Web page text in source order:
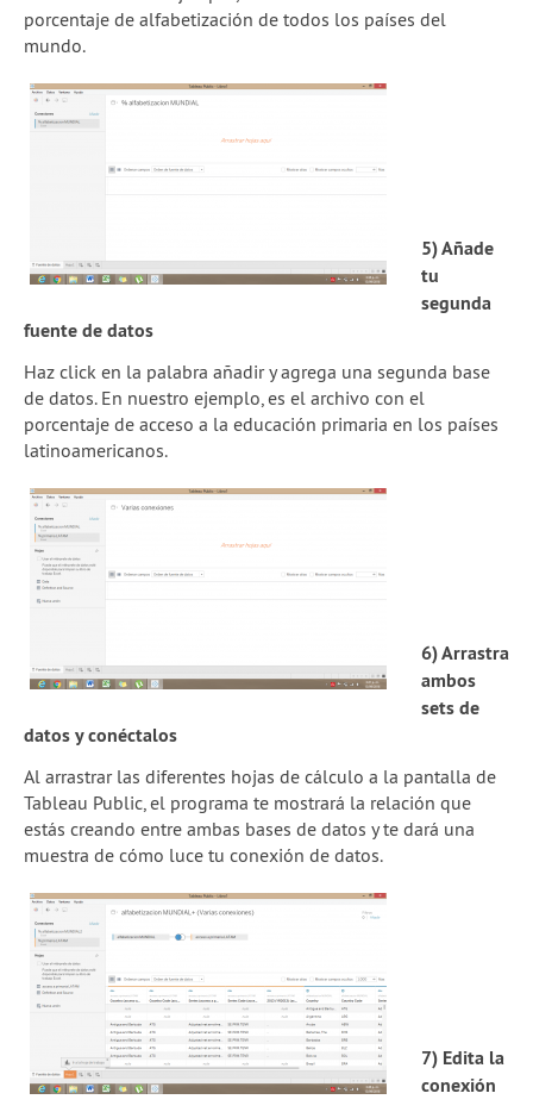
porcentaje de alfabetización de todos los países del
mundo.
5) Añade
tu
segunda
fuente de datos
Haz click en la palabra añadir y agrega una segunda base
de datos. En nuestro ejemplo, es el archivo con el
porcentaje de acceso a la educación primaria en los países
latinoamericanos.
6) Arrastra
ambos
sets de
datos y conéctalos
Al arrastrar las diferentes hojas de cálculo a la pantalla de
Tableau Public, el programa te mostrará la relación que
estás creando entre ambas bases de datos y te dará una
muestra de cómo luce tu conexión de datos.
7) Edita la
conexión